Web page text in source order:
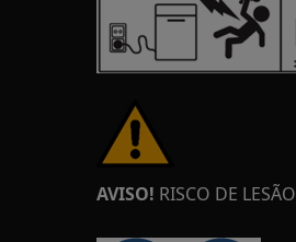
AVISO! RISCO DE LESÃO